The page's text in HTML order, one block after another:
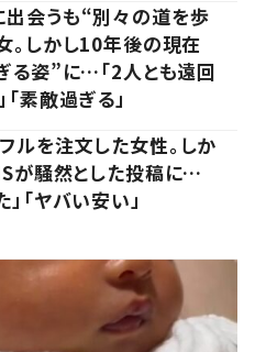
会うも“別々の道を歩
。しかし10年後の現在
る姿”に…「2人とも遠回
素敵過ぎる」
ルを注文した女性。しか
が騒然とした投稿に…
」「ヤバい安い」